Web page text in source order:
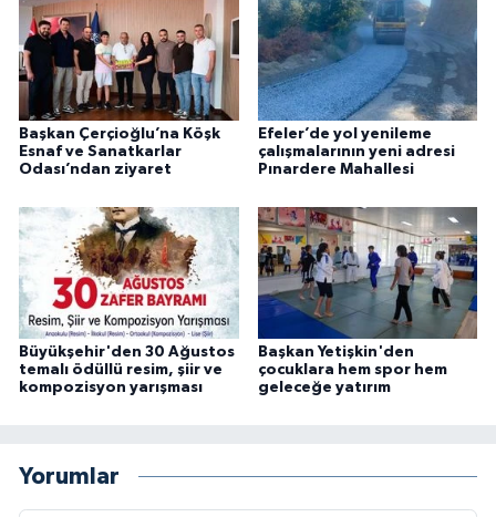
Başkan Çerçioğlu’na Köşk
Esnaf ve Sanatkarlar
Odası’ndan ziyaret
Efeler’de yol yenileme
çalışmalarının yeni adresi
Pınardere Mahallesi
Büyükşehir'den 30 Ağustos
temalı ödüllü resim, şiir ve
kompozisyon yarışması
Başkan Yetişkin'den
çocuklara hem spor hem
geleceğe yatırım
Yorumlar